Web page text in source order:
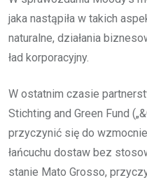
jaka nastąpiła w takich
naturalne, działania
ład korporacyjny.
W ostatnim czasie
Stichting and Green Fund
przyczynić się do
łańcuchu dostaw bez
stanie Mato Grosso,